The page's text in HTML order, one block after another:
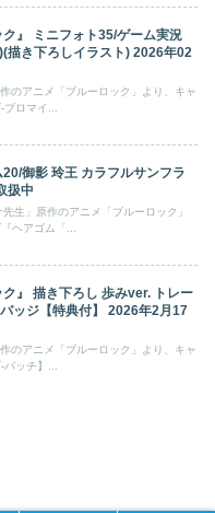
』 ミニフォト35/ゲーム実況
描き下ろしイラスト) 2026年02
のアニメ「ブルーロック」より、キャ
ブロマイ...
御影 玲王 カラフルサンフラ
扱中
生」原作のアニメ「ブルーロック」
ヘアゴム「...
』 描き下ろし 歩みver. トレー
ッジ【特典付】 2026年2月17
のアニメ「ブルーロック」より、キャ
ッチ】...